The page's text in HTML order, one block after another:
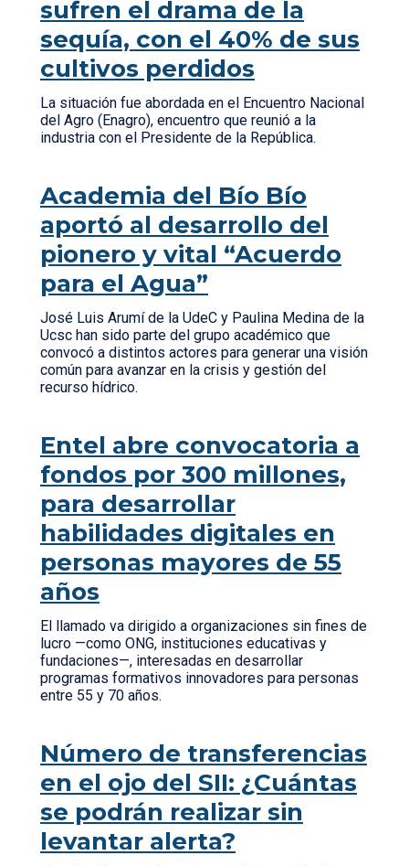
sufren el drama de la
sequía, con el 40% de sus
cultivos perdidos
La situación fue abordada en el Encuentro Nacional
del Agro (Enagro), encuentro que reunió a la
industria con el Presidente de la República.
Academia del Bío Bío
aportó al desarrollo del
pionero y vital “Acuerdo
para el Agua”
José Luis Arumí de la UdeC y Paulina Medina de la
Ucsc han sido parte del grupo académico que
convocó a distintos actores para generar una visión
común para avanzar en la crisis y gestión del
recurso hídrico.
Entel abre convocatoria a
fondos por 300 millones,
para desarrollar
habilidades digitales en
personas mayores de 55
años
El llamado va dirigido a organizaciones sin fines de
lucro —como ONG, instituciones educativas y
fundaciones—, interesadas en desarrollar
programas formativos innovadores para personas
entre 55 y 70 años.
Número de transferencias
en el ojo del SII: ¿Cuántas
se podrán realizar sin
levantar alerta?